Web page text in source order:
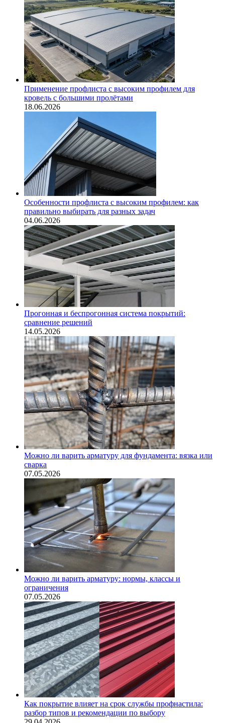
Применение профлиста с высоким профилем для
кровель с большими пролётами
18.06.2026
Особенности профлиста с высоким профилем: как
правильно выбирать для разных задач
04.06.2026
Прогонная и беспрогонная система покрытий:
сравнение решений
14.05.2026
Можно ли варить арматуру для фундамента: вязка или
сварка
07.05.2026
Можно ли варить арматуру: нормы, классы и
ограничения
07.05.2026
Как покрытие влияет на срок службы профнастила:
разбор типов и рекомендации по выбору